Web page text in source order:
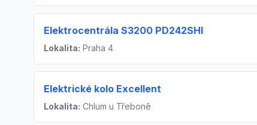
Elektrocentrála S3200 PD242SHI
Lokalita: Praha 4
Elektrické kolo Excellent
Lokalita: Chlum u Třeboně